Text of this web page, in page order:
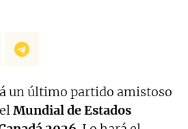
un último partido amistoso
Mundial de Estados